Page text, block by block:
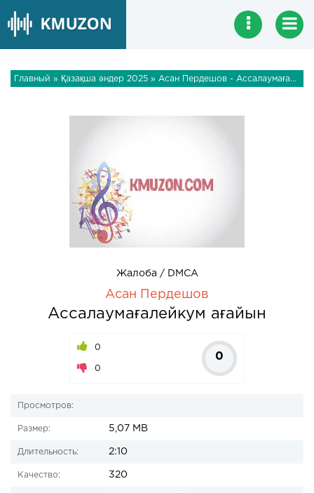
Главный » Қазақша әндер 2025 » Асан Пердешов - Ассалаумағалейкум ағайын
Жалоба / DMCA
Асан Пердешов
Ассалаумағалейкум ағайын
0
0
0
Просмотров:
Размер: 5,07 MB
Длительность: 2:10
Качество: 320